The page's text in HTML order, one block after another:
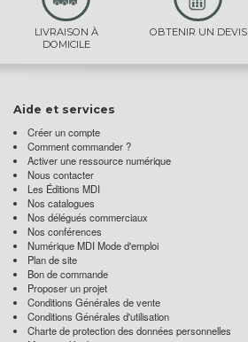
LIVRAISON À
DOMICILE
OBTENIR UN DEVIS
Aide et services
Créer un compte
Comment commander ?
Activer une ressource numérique
Nous contacter
Les Éditions MDI
Nos catalogues
Nos délégués commerciaux
Nos conférences
Numérique MDI Mode d'emploi
Plan de site
Bon de commande
Proposer un projet
Conditions Générales de vente
Conditions Générales d'utilisation
Charte de protection des données personnelles